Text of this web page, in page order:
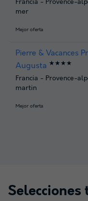
Francia - Provence-
mer
Mejor oferta
Pierre & Vacances
Augusta ★★★★
Francia - Provence-
martin
Mejor oferta